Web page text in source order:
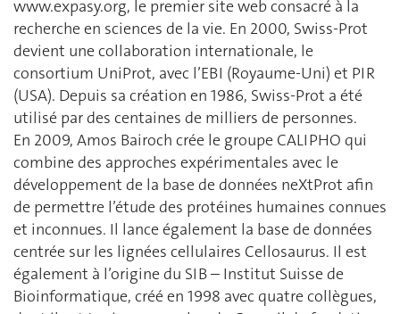
www.expasy.org, le premier site web consacré à la
recherche en sciences de la vie. En 2000, Swiss-Prot
devient une collaboration internationale, le
consortium UniProt, avec l’EBI (Royaume-Uni) et PIR
(USA). Depuis sa création en 1986, Swiss-Prot a été
utilisé par des centaines de milliers de personnes.
En 2009, Amos Bairoch crée le groupe CALIPHO qui
combine des approches expérimentales avec le
développement de la base de données neXtProt afin
de permettre l’étude des protéines humaines connues
et inconnues. Il lance également la base de données
centrée sur les lignées cellulaires Cellosaurus. Il est
également à l’origine du SIB – Institut Suisse de
Bioinformatique, créé en 1998 avec quatre collègues,